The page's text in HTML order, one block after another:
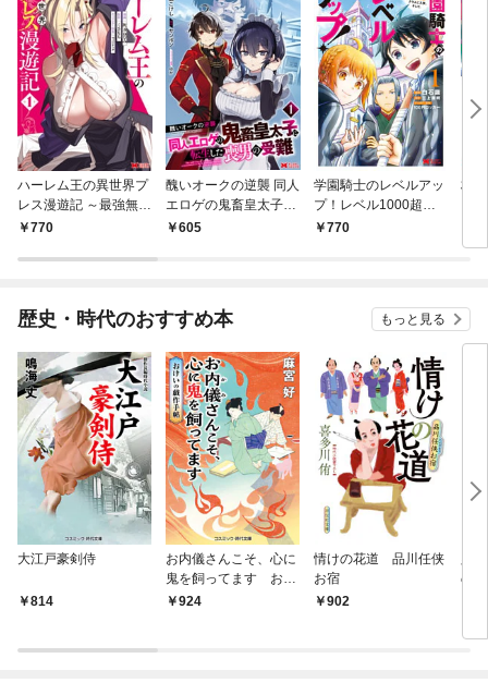
ハーレム王の異世界プ
レス漫遊記 ～最強無双
のおじさんはあらゆる
ミック） 1
770
醜いオークの逆襲 同人
エロゲの鬼畜皇太子に
転生した喪男の受難
605
学園騎士のレベルアッ
プ！レベル1000超え
の転生者、落ちこぼれ
770
村
歴史・時代のおすすめ本 もっと見る
大江戸豪剣侍
814
お内儀さんこそ、心に
鬼を飼ってます おけ
いの戯作手帖
924
情けの花道 品川任侠
お宿
902
の